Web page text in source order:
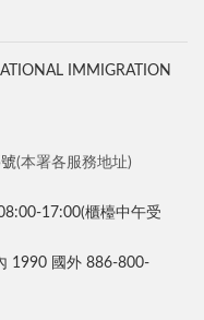
IMMIGRATION
(本署各服務地址)
17:00(櫃檯中午受
1990 國外 886-800-